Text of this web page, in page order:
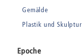
Gemälde
Plastik und Skulptur
Epoche